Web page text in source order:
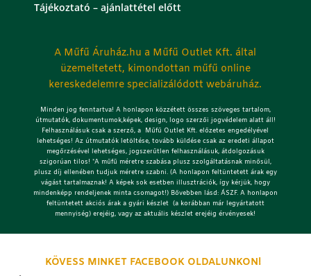
Tájékoztató – ajánlattétel előtt
A Műfű Áruház.hu a Műfű Outlet Kft. által
üzemeltetett, kimondottan műfű online
kereskedelemre specializálódott webáruház.
Minden jog fenntartva! A honlapon közzétett összes szöveges tartalom,
útmutatók, dokumentumok,képek, design, logo szerzői jogvédelem alatt áll!
Felhasználásuk csak a szerző, a Műfű Outlet Kft. előzetes engedélyével
lehetséges! Az útmutatók letöltése, tovább küldése csak az eredeti állapot
megőrzésével lehetséges, jogszerűtlen felhasználásuk, átdolgozásuk
szigorúan tilos! *A műfű méretre szabása plusz szolgáltatásnak minősül,
plusz díj ellenében tudjuk méretre szabni. (A honlapon feltüntetett árak egy
vágást tartalmaznak! A képek sok esetben illusztrációk, így kérjük, hogy
mindenképp rendeljenek minta csomagot!) Bővebben lásd: ÁSZF. A honlapon
feltüntetett akciós árak a gyári készlet (a korábban már legyártatott
mennyiség) erejéig, vagy az aktuális készlet erejéig érvényesek!
KÖVESS MINKET FACEBOOK OLDALUNKON!